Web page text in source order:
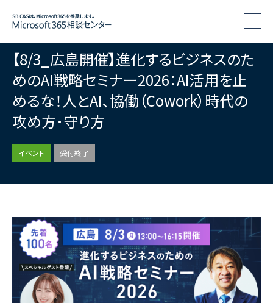
【8/3_広島開催】進化するビジネスのた
めのAI戦略セミナー2026：AI活用を止
めるな！人とAI､協働（Cowork）時代の
攻め方･守り方
イベント 受付終了